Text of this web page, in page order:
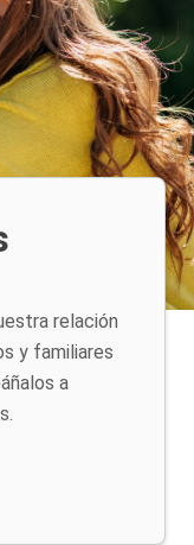
relación
y familiares
a